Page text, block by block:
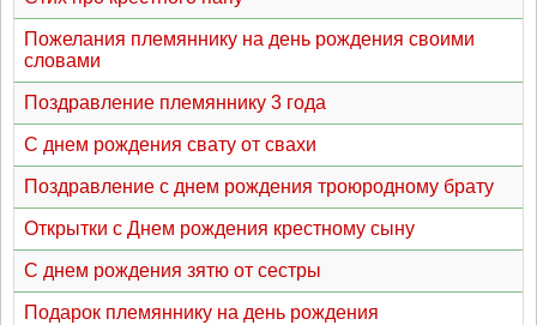
Пожелания племяннику на день рождения своими
словами
Поздравление племяннику 3 года
С днем рождения свату от свахи
Поздравление с днем рождения троюродному брату
Открытки с Днем рождения крестному сыну
С днем рождения зятю от сестры
Подарок племяннику на день рождения